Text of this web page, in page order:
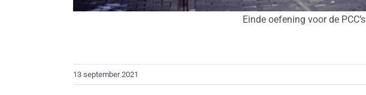
Einde oefening voor de PCC’s
13 september 2021